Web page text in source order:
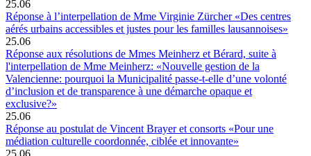
25.06
Réponse à l’interpellation de Mme Virginie Zürcher «Des centres
aérés urbains accessibles et justes pour les familles lausannoises»
25.06
Réponse aux résolutions de Mmes Meinherz et Bérard, suite à
l'interpellation de Mme Meinherz: «Nouvelle gestion de la
Valencienne: pourquoi la Municipalité passe-t-elle d’une volonté
d’inclusion et de transparence à une démarche opaque et
exclusive?»
25.06
Réponse au postulat de Vincent Brayer et consorts «Pour une
médiation culturelle coordonnée, ciblée et innovante»